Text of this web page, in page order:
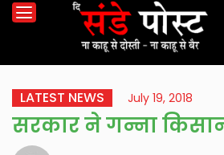
LATEST NEWS July 19, 2018
सरकार ने गन्ना